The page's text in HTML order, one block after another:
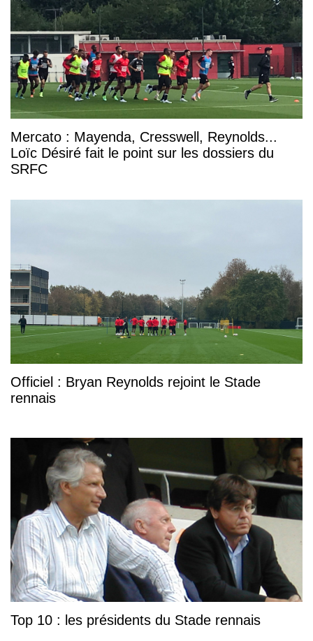
Mercato : Mayenda, Cresswell, Reynolds...
Loïc Désiré fait le point sur les dossiers du
SRFC
Officiel : Bryan Reynolds rejoint le Stade
rennais
Top 10 : les présidents du Stade rennais